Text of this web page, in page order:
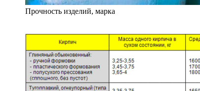
Прочность изделий, марка